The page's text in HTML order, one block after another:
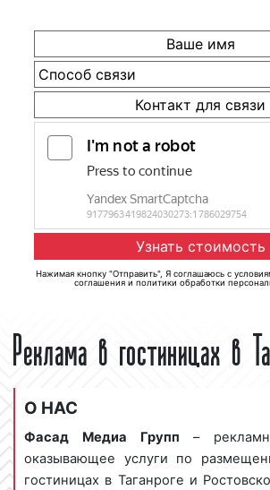
Нажимая кнопку "Отправить", Я соглашаюсь с
соглашения и политики обработки
Реклама в гостиницах в
О НАС
Фасад Медиа Групп –
оказывающее услуги по
гостиницах в Таганроге и